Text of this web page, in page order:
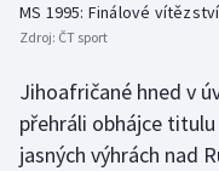
Stolní tenis
Triatlon
Veslování
MS 1995: Finálové
Zdroj: ČT sport
Jihoafričané hned v
přehráli obhájce
jasných výhrách nad